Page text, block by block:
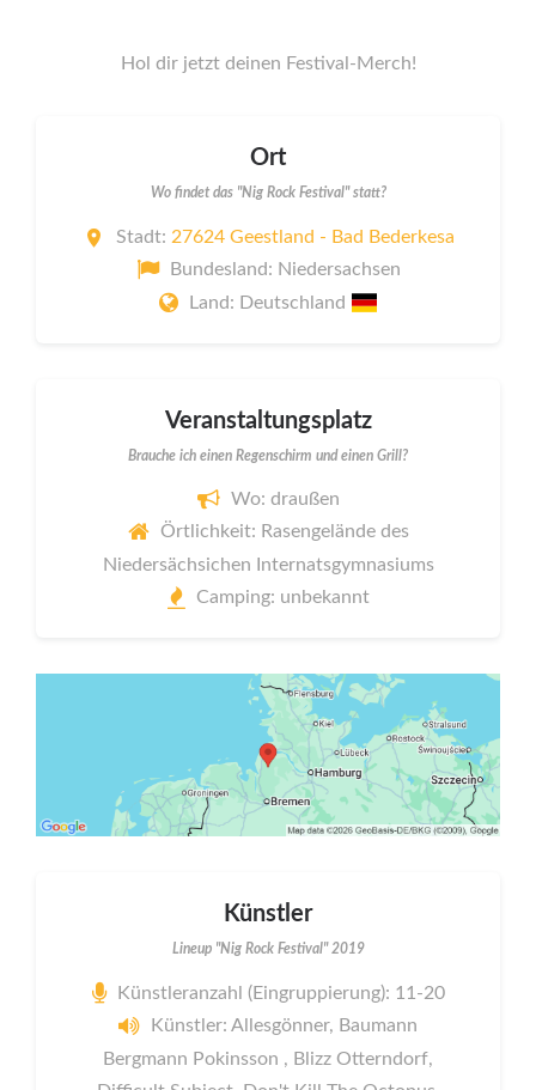
Hol dir jetzt deinen Festival-Merch!
Ort
Wo findet das "Nig Rock Festival" statt?
Stadt: 27624 Geestland - Bad Bederkesa
Bundesland: Niedersachsen
Land: Deutschland
Veranstaltungsplatz
Brauche ich einen Regenschirm und einen Grill?
Wo: draußen
Örtlichkeit: Rasengelände des
Niedersächsichen Internatsgymnasiums
Camping: unbekannt
Künstler
Lineup "Nig Rock Festival" 2019
Künstleranzahl (Eingruppierung): 11-20
Künstler: Allesgönner, Baumann
Bergmann Pokinsson , Blizz Otterndorf,